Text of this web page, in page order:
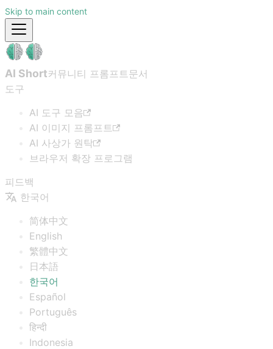
Skip to main content
AI Short커뮤니티 프롬프트문서
도구
AI 도구 모음
AI 이미지 프롬프트
AI 사상가 원탁
브라우저 확장 프로그램
피드백
한국어
简体中文
English
繁體中文
日本語
한국어
Español
Português
हिन्दी
Indonesia